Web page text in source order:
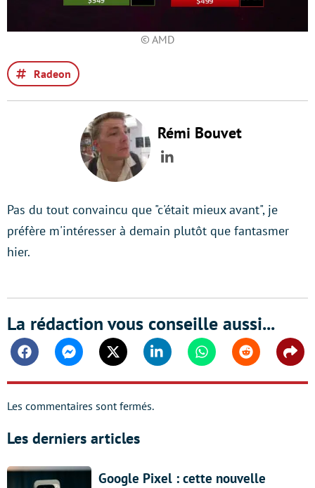
© AMD
Radeon
Rémi Bouvet
LinkedIn
Pas du tout convaincu que "c'était mieux avant", je
préfère m'intéresser à demain plutôt que fantasmer
hier.
La rédaction vous conseille aussi...
FacebookMessengerTwitter Linkedin WhatsappReddit
Les commentaires sont fermés.
Les derniers articles
Google Pixel : cette nouvelle